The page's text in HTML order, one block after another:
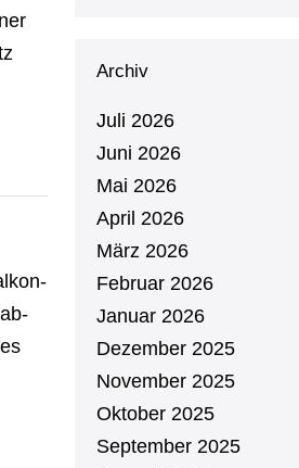
Archiv
Juli 2026
Juni 2026
Mai 2026
April 2026
März 2026
Februar 2026
Januar 2026
Dezember 2025
November 2025
Oktober 2025
September 2025